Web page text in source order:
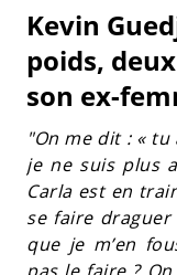
Kevin
poids,
son ex-
"On me dit : « tu
je ne suis plus
Carla est en
se faire
que je m’en
pas le faire ?